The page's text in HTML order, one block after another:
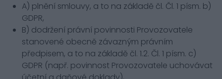
A) plnění smlouvy, a to na základě čl. Čl. 1 písm. b)
GDPR,
B) dodržení právní povinnosti Provozovatele
stanovené obecně závazným právním
předpisem, a to na základě čl. 1.2. Čl. 1 písm. c)
GDPR (např. povinnost Provozovatele uchovávat